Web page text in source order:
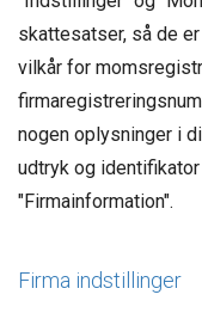
skattesatser, så de
vilkår for
nogen oplysninger i
udtryk og
"Firmainformation".
Firma indstillinger